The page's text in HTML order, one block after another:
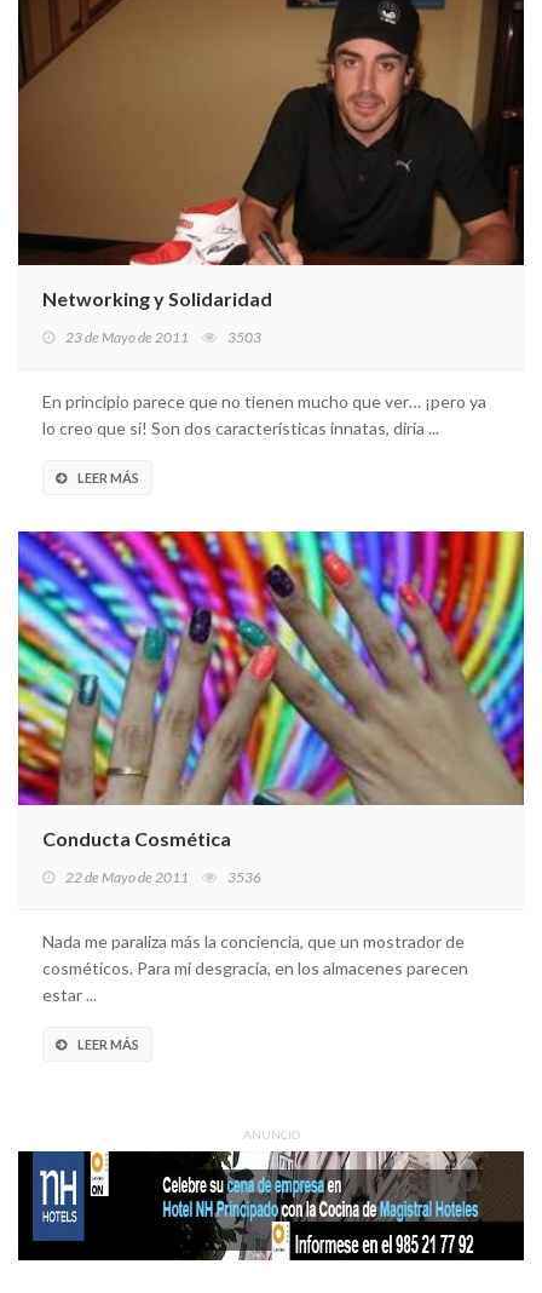
Networking y Solidaridad
23 de Mayo de 2011 3503
En principio parece que no tienen mucho que ver… ¡pero ya
lo creo que sí! Son dos características innatas, diría ...
LEER MÁS
Conducta Cosmética
22 de Mayo de 2011 3536
Nada me paraliza más la conciencia, que un mostrador de
cosméticos. Para mi desgracia, en los almacenes parecen
estar ...
LEER MÁS
ANUNCIO